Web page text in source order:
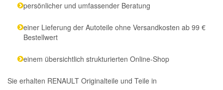
persönlicher und umfassender Beratung
einer Lieferung der Autoteile ohne Versandkosten ab 99 €
Bestellwert
einem übersichtlich strukturierten Online-Shop
Sie erhalten RENAULT Originalteile und Teile in